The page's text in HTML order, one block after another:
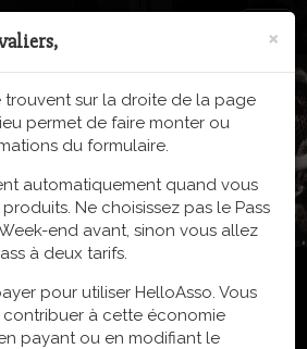
St Geniez d'Olt
au 25 Mai 2026
×
trouvent sur la droite de la page
permet de faire monter ou
du formulaire.
automatiquement quand vous
Ne choisissez pas le Pass
end avant, sinon vous allez
à deux tarifs.
pour utiliser HelloAsso. Vous
contribuer à cette économie
payant ou en modifiant le